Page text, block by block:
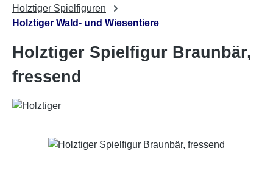
Holztiger Spielfiguren
Holztiger Wald- und Wiesentiere
Holztiger Spielfigur Braunbär,
fressend
Bildergalerie überspringen